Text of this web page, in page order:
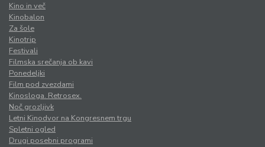
Kino in več
Kinobalon
Za šole
Kinotrip
Festivali
Filmska srečanja ob kavi
Ponedeljki
Film pod zvezdami
Kinosloga. Retrosex.
Noč grozljivk
Letni Kinodvor na Kongresnem trgu
Spletni ogled
Drugi posebni programi